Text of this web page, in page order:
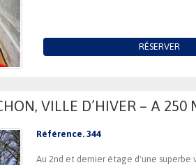
RÉSERVER
VILLE D’HIVER – A 250
Référence. 344
Au 2nd et dernier étage d'une superbe